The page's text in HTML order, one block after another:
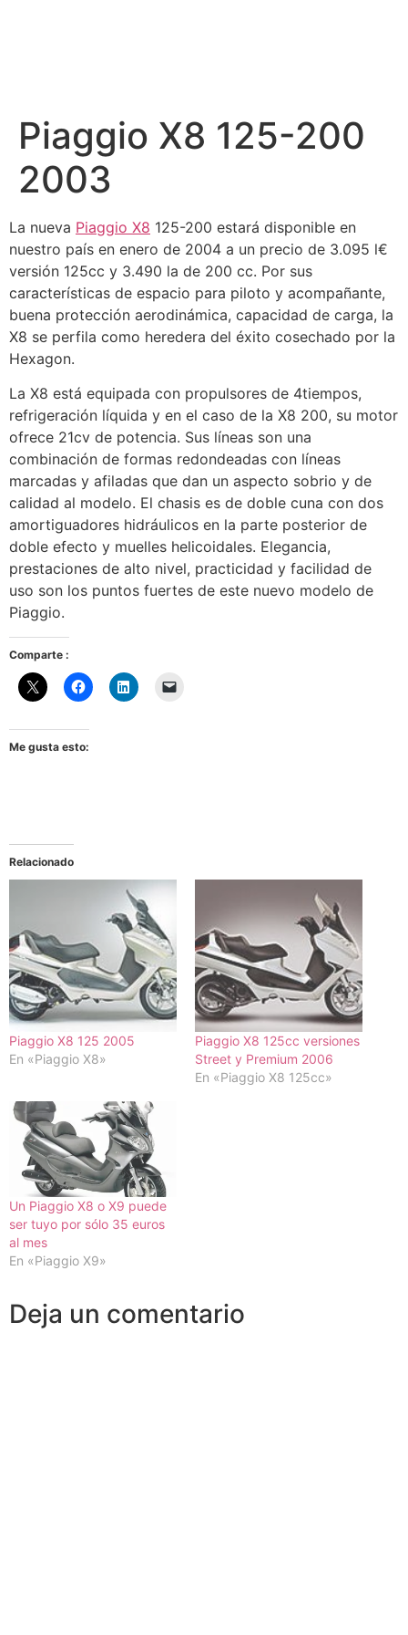
Piaggio X8 125-200
2003
La nueva Piaggio X8 125-200 estará disponible en
nuestro país en enero de 2004 a un precio de 3.095 l€
versión 125cc y 3.490 la de 200 cc. Por sus
características de espacio para piloto y acompañante,
buena protección aerodinámica, capacidad de carga, la
X8 se perfila como heredera del éxito cosechado por la
Hexagon.
La X8 está equipada con propulsores de 4tiempos,
refrigeración líquida y en el caso de la X8 200, su motor
ofrece 21cv de potencia. Sus líneas son una
combinación de formas redondeadas con líneas
marcadas y afiladas que dan un aspecto sobrio y de
calidad al modelo. El chasis es de doble cuna con dos
amortiguadores hidráulicos en la parte posterior de
doble efecto y muelles helicoidales. Elegancia,
prestaciones de alto nivel, practicidad y facilidad de
uso son los puntos fuertes de este nuevo modelo de
Piaggio.
Comparte :
Me gusta esto:
Relacionado
Piaggio X8 125 2005
En «Piaggio X8»
Piaggio X8 125cc versiones
Street y Premium 2006
En «Piaggio X8 125cc»
Un Piaggio X8 o X9 puede
ser tuyo por sólo 35 euros
al mes
En «Piaggio X9»
Deja un comentario